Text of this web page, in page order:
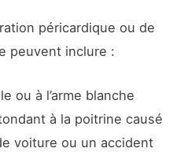
péricardique ou de
peuvent inclure :
ou à l’arme blanche
à la poitrine causé
voiture ou un accident